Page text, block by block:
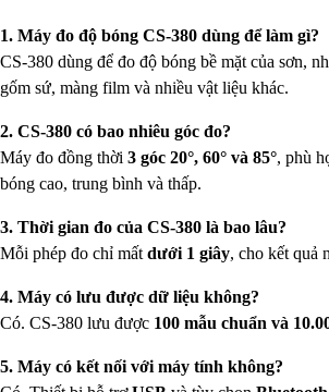
1. Máy đo độ bóng CS-380 dùng để làm gì?
CS-380 dùng để đo độ bóng bề mặt của sơn,
gốm sứ, màng film và nhiều vật liệu khác.
2. CS-380 có bao nhiêu góc đo?
Máy đo đồng thời 3 góc 20°, 60° và 85°, phù
bóng cao, trung bình và thấp.
3. Thời gian đo của CS-380 là bao lâu?
Mỗi phép đo chỉ mất dưới 1 giây, cho kết quả
4. Máy có lưu được dữ liệu không?
Có. CS-380 lưu được 100 mẫu chuẩn và
5. Máy có kết nối với máy tính không?